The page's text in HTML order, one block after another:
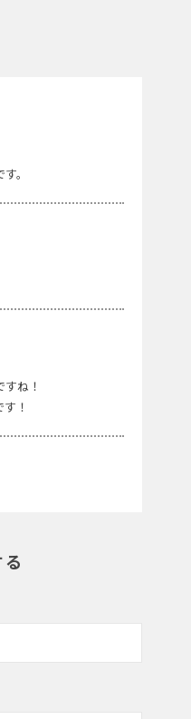
。
ね！
！